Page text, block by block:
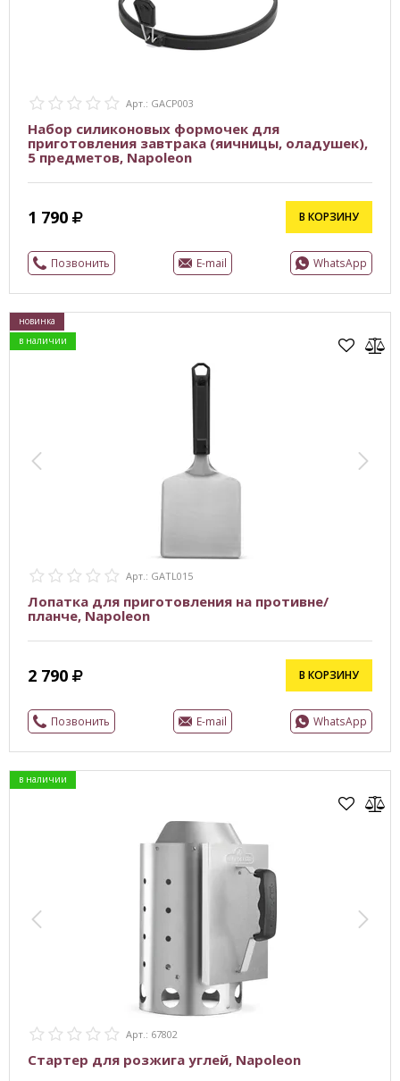
Арт.: GACP003
Набор силиконовых формочек для
приготовления завтрака (яичницы, оладушек),
5 предметов, Napoleon
1 790 В КОРЗИНУ
Позвонить E-mail WhatsApp
новинка
в наличии
Арт.: GATL015
Лопатка для приготовления на противне/
планче, Napoleon
2 790 В КОРЗИНУ
Позвонить E-mail WhatsApp
в наличии
Арт.: 67802
Стартер для розжига углей, Napoleon